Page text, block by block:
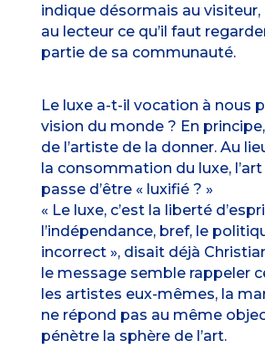
indique désormais au visiteur,
au lecteur ce qu’il faut
partie de sa communauté.
Le luxe a-t-il vocation à nous
vision du monde ? En
de l’artiste de la donner. Au
la consommation du luxe,
passe d’être « luxifié ? »
« Le luxe, c’est la liberté
l’indépendance, bref, le
incorrect », disait déjà
le message semble rappeler
les artistes eux-mêmes, la
ne répond pas au même
pénètre la sphère de l’art.